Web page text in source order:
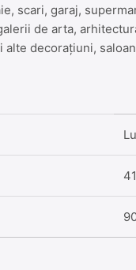
scari, garaj,
de arta,
decorațiuni,